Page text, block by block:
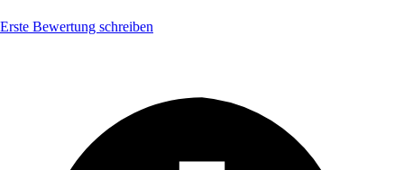
Erste Bewertung schreiben